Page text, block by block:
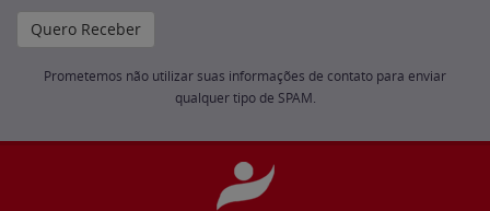
Prometemos não utilizar suas informações de contato para enviar
qualquer tipo de SPAM.